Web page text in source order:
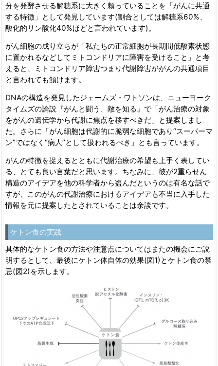
分を発酵させる解糖系に大きく頼っている ことを「がんに共通
する特徴」として発見しています(割合としては解糖系60%、
酸化的リン酸化40%ほどと言われています)。
がん細胞の成り立ちが「私たちの正常細胞が長期間低酸素状態
に置かれるなどしてミトコンドリアに障害を受けること」と考
えると、ミトコンドリア障害つまり代謝障害ががんの共通項目
と言われても頷けます。
DNAの構造を発見したジェームズ・ワトソンは、ニューヨーク
タイムズの論説『がんと闘う、敵を知る』で「がん治療の対象
をがんの遺伝学から代謝に焦点を移すべきだ」と提案しまし
た。さらに「がん細胞は代謝的に脆弱な細胞であり“スーパーマ
ン”ではなく“病人”として扱われるべき」とも言っています。
がんの特徴を捉えるとともに代謝治療の希望も上手く表してい
る、とても良い言葉だと思います。ちなみに、彼が2重らせん
構造のアイデアを他の科学者から盗んだというのは有名な話で
すが、このがんの代謝治療におけるアイデアも不当に入手した
情報を元に提案したとされていることは余談です。
ケトン食の実践
具体的なケトン食の方法や注意点についてはまたの機会にご説
明するとして、最後にケトン体自体の効果(図1)とケトン食の禁
忌(図2)を示します。